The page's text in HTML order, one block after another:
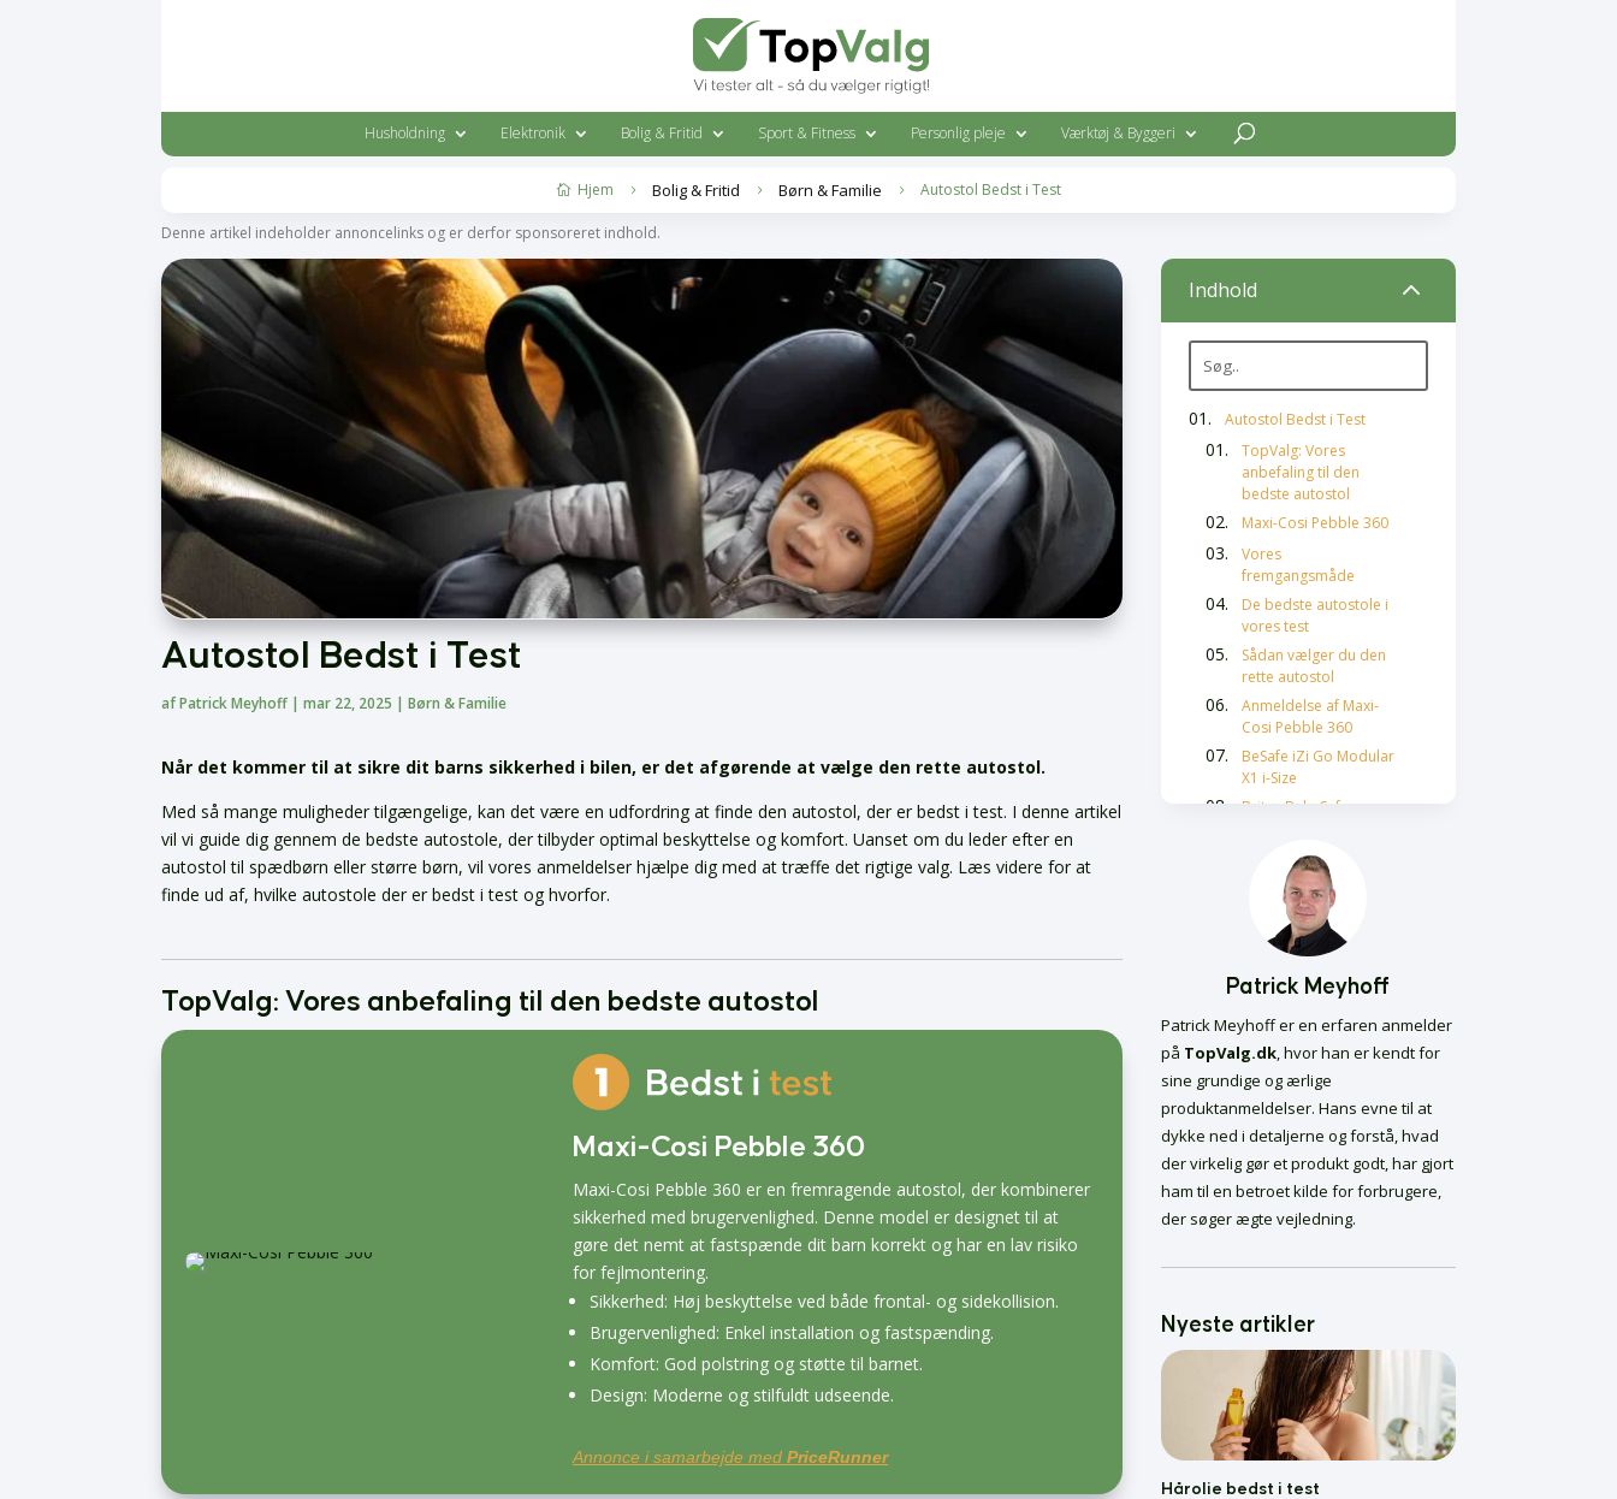
Husholdning Elektronik Bolig & Fritid Sport & Fitness Personlig pleje Værktøj & Byggeri
 Hjem 5 Bolig & Fritid 5 Børn & Familie 5 Autostol Bedst i Test
Denne artikel indeholder annoncelinks og er derfor sponsoreret indhold.
Autostol Bedst i Test
afPatrick Meyhoff |mar 22, 2025 |Børn & Familie
Når det kommer til at sikre dit barns sikkerhed i bilen, er det afgørende at vælge den rette autostol.
Med så mange muligheder tilgængelige, kan det være en udfordring at finde den autostol, der er bedst i test. I denne artikel
vil vi guide dig gennem de bedste autostole, der tilbyder optimal beskyttelse og komfort. Uanset om du leder efter en
autostol til spædbørn eller større børn, vil vores anmeldelser hjælpe dig med at træffe det rigtige valg. Læs videre for at
finde ud af, hvilke autostole der er bedst i test og hvorfor.
TopValg: Vores anbefaling til den bedste autostol
Maxi-Cosi Pebble 360
Maxi-Cosi Pebble 360 er en fremragende autostol, der kombinerer
sikkerhed med brugervenlighed. Denne model er designet til at
gøre det nemt at fastspænde dit barn korrekt og har en lav risiko
for fejlmontering.
Sikkerhed: Høj beskyttelse ved både frontal- og sidekollision.
Brugervenlighed: Enkel installation og fastspænding.
Komfort: God polstring og støtte til barnet.
Design: Moderne og stilfuldt udseende.
Annonce i samarbejde medPriceRunner
Indhold 2
Autostol Bedst i Test
TopValg: Vores
anbefaling til den
bedste autostol
Maxi-Cosi Pebble 360
Vores
fremgangsmåde
De bedste autostole i
vores test
Sådan vælger du den
rette autostol
Anmeldelse af Maxi-
Cosi Pebble 360
BeSafe iZi Go Modular
X1 i-Size
Britax BabySafe
Axkid Modukid Infant
Cybex Cloud T i-Size
Sikkerhed i autostole
Komfort for dit barn
Installation af
Valg af den rette
autostol
Ofte stillede
spørgsmål om
autostole
Hårolie bedst i test
Skælshampoo Bedst i
Bedste Malersprøjter
Patrick Meyhoff
Patrick Meyhoff er en erfaren anmelder
på TopValg.dk, hvor han er kendt for
sine grundige og ærlige
produktanmeldelser. Hans evne til at
dykke ned i detaljerne og forstå, hvad
der virkelig gør et produkt godt, har gjort
ham til en betroet kilde for forbrugere,
der søger ægte vejledning.
Nyeste artikler
Hårolie bedst i test